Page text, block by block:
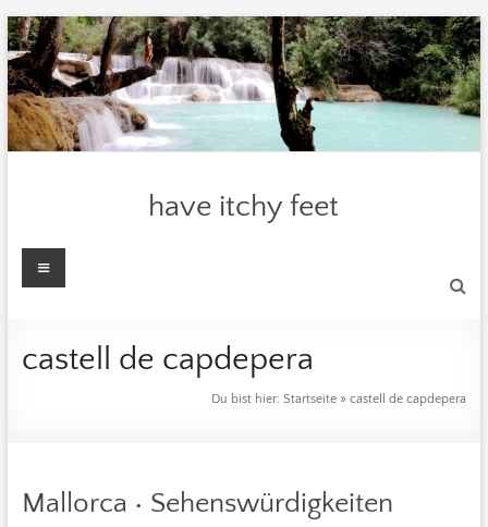
Zum
Inhalt
springen
have itchy feet
Menü
castell de capdepera
Du bist hier:Startseite »castell de capdepera
Mallorca • Sehenswürdigkeiten